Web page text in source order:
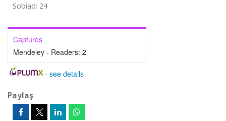
Sobiad: 24
Captures
Mendeley - Readers: 2
- see details
Paylaş